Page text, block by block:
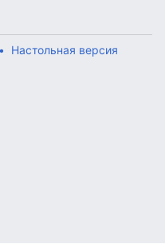
Настольная версия